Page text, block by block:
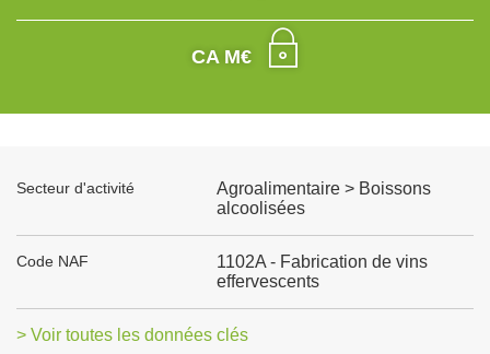
CA M€
Secteur d'activité
Agroalimentaire > Boissons
alcoolisées
Code NAF
1102A - Fabrication de vins
effervescents
> Voir toutes les données clés